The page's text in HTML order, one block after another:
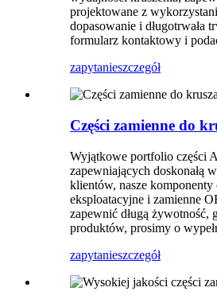
projektowane z
dopasowanie i długotrwała
formularz kontaktowy i
zapytanieszczegół
Części zamienne do
Wyjątkowe portfolio części
zapewniających doskonałą
klientów, nasze
eksploatacyjne i zamienne
zapewnić długą żywotność,
produktów, prosimy o
zapytanieszczegół